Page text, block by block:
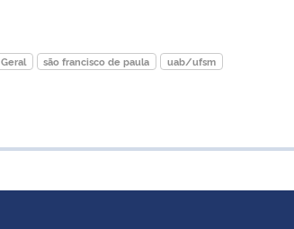
Geral são francisco de paula uab/ufsm